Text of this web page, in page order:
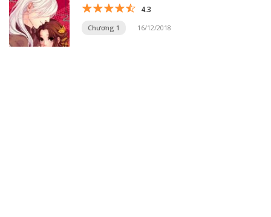
4.3
Chương 1 16/12/2018